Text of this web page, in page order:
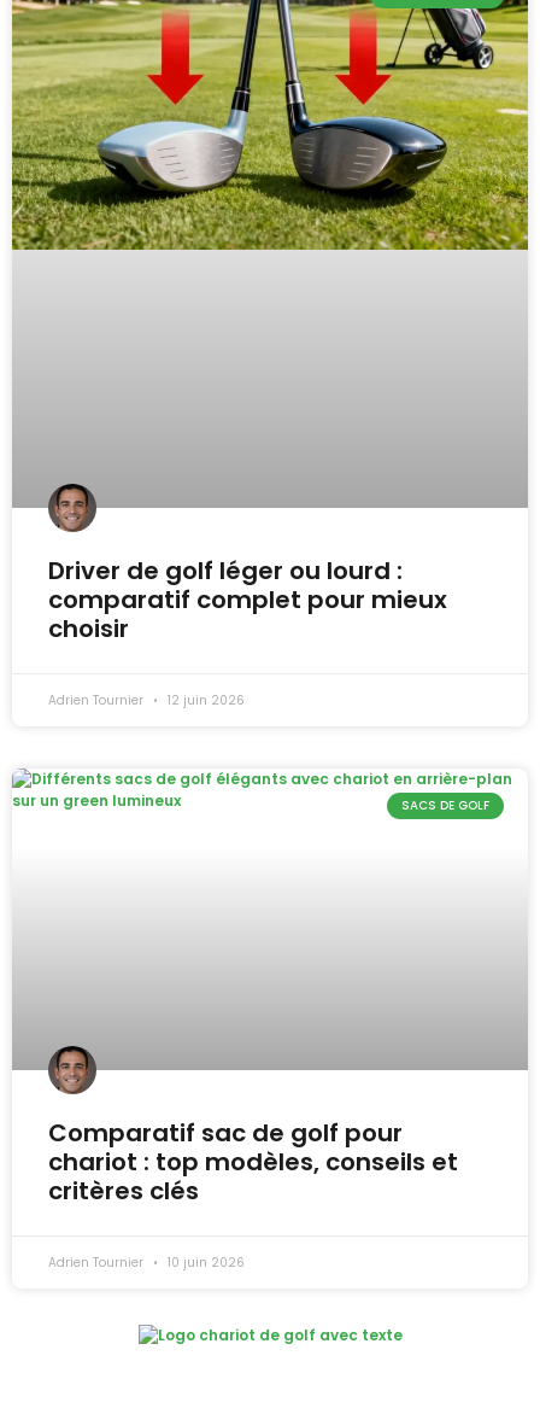
Driver de golf léger ou lourd :
comparatif complet pour mieux
choisir
Adrien Tournier 12 juin 2026
SACS DE GOLF
Comparatif sac de golf pour
chariot : top modèles, conseils et
critères clés
Adrien Tournier 10 juin 2026